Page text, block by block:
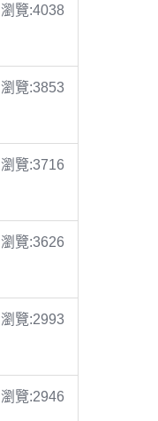
瀏覽:4038
瀏覽:3853
瀏覽:3716
瀏覽:3626
瀏覽:2993
瀏覽:2946